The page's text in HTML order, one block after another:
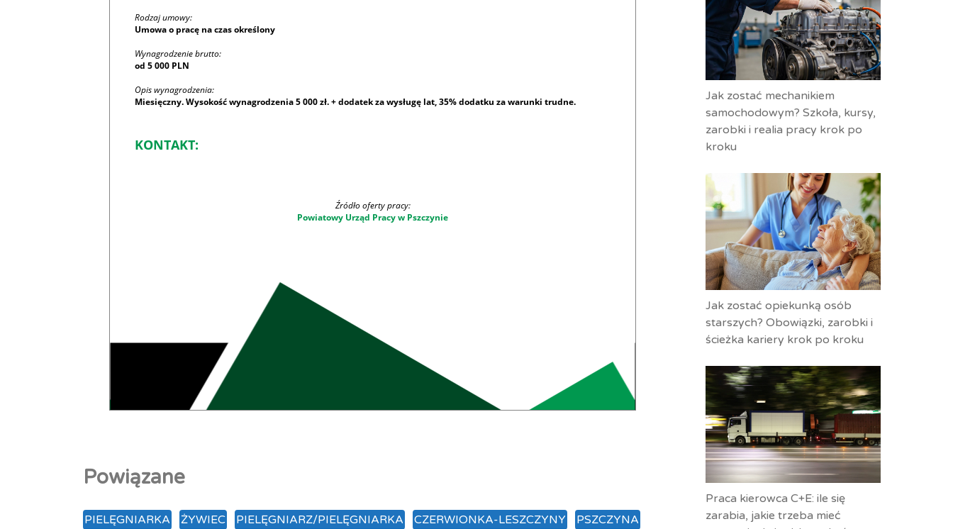
Rodzaj umowy:
Umowa o pracę na czas określony
Wynagrodzenie brutto:
od 5 000 PLN
Opis wynagrodzenia:
Miesięczny. Wysokość wynagrodzenia 5 000 zł. + dodatek za wysługę lat, 35% dodatku za warunki trudne.
KONTAKT:
Źródło oferty pracy:
Powiatowy Urząd Pracy w Pszczynie
Powiązane
PIELĘGNIARKA ŻYWIEC PIELĘGNIARZ/PIELĘGNIARKA CZERWIONKA-LESZCZYNY
PSZCZYNA
Jak zostać mechanikiem
samochodowym? Szkoła, kursy,
zarobki i realia pracy krok po
kroku
Jak zostać opiekunką osób
starszych? Obowiązki, zarobki i
ścieżka kariery krok po kroku
Praca kierowca C+E: ile się
zarabia, jakie trzeba mieć